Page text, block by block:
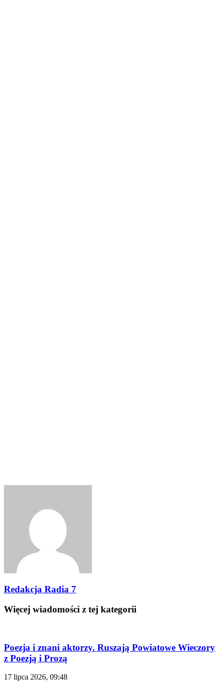
Redakcja Radia 7
Więcej wiadomości z tej kategorii
Poezja i znani aktorzy. Ruszają Powiatowe Wieczory
z Poezją i Prozą
17 lipca 2026, 09:48